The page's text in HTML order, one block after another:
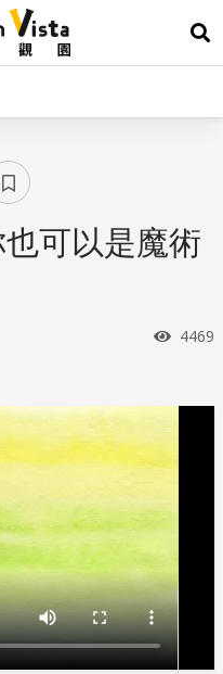
展
可以是魔術
瀏覽
4469